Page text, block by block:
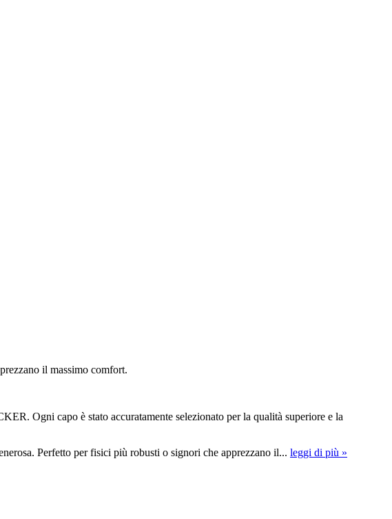
il massimo comfort.
Ogni capo è stato accuratamente selezionato per la qualità superiore e la
Perfetto per fisici più robusti o signori che apprezzano il... leggi di più »